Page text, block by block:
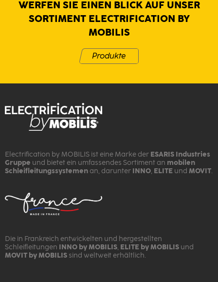
WERFEN SIE EINEN BLICK AUF UNSER
SORTIMENT ELECTRIFICATION BY
MOBILIS
Produkte
Electrification by MOBILIS ist eine Marke der ESARIS Industries
Gruppe und bietet ein umfassendes Sortiment an mobilen
Schleifleitungssystemen an, darunter INNO ELITE und MOVIT
Die in Frankreich entwickelten und hergestellten
Schleifleitungen
INNO by MOBILIS ELITE by MOBILIS und
MOVIT by MOBILIS sind weltweit erhältlich.